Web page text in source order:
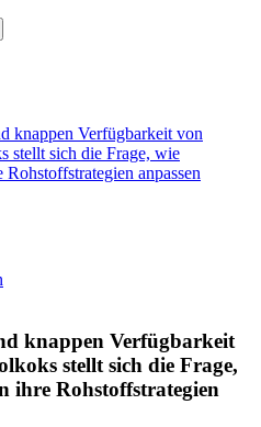
knappen Verfügbarkeit von
stellt sich die Frage, wie
anpassen
knappen Verfügbarkeit
stellt sich die Frage,
ihre Rohstoffstrategien